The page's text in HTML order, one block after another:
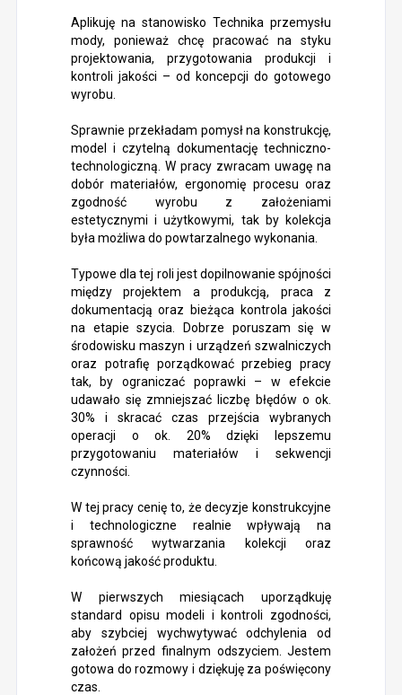
Aplikuję na stanowisko Technika przemysłu
mody, ponieważ chcę pracować na styku
projektowania, przygotowania produkcji i
kontroli jakości – od koncepcji do gotowego
wyrobu.
Sprawnie przekładam pomysł na konstrukcję,
model i czytelną dokumentację techniczno-
technologiczną. W pracy zwracam uwagę na
dobór materiałów, ergonomię procesu oraz
zgodność wyrobu z założeniami
estetycznymi i użytkowymi, tak by kolekcja
była możliwa do powtarzalnego wykonania.
Typowe dla tej roli jest dopilnowanie spójności
między projektem a produkcją, praca z
dokumentacją oraz bieżąca kontrola jakości
na etapie szycia. Dobrze poruszam się w
środowisku maszyn i urządzeń szwalniczych
oraz potrafię porządkować przebieg pracy
tak, by ograniczać poprawki – w efekcie
udawało się zmniejszać liczbę błędów o ok.
30% i skracać czas przejścia wybranych
operacji o ok. 20% dzięki lepszemu
przygotowaniu materiałów i sekwencji
czynności.
W tej pracy cenię to, że decyzje konstrukcyjne
i technologiczne realnie wpływają na
sprawność wytwarzania kolekcji oraz
końcową jakość produktu.
W pierwszych miesiącach uporządkuję
standard opisu modeli i kontroli zgodności,
aby szybciej wychwytywać odchylenia od
założeń przed finalnym odszyciem. Jestem
gotowa do rozmowy i dziękuję za poświęcony
czas.